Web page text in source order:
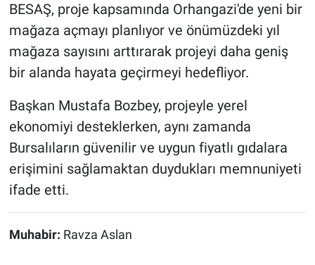
BESAŞ, proje kapsamında Orhangazi'de yeni bir
mağaza açmayı planlıyor ve önümüzdeki yıl
mağaza sayısını arttırarak projeyi daha geniş
bir alanda hayata geçirmeyi hedefliyor.
Başkan Mustafa Bozbey, projeyle yerel
ekonomiyi desteklerken, aynı zamanda
Bursalıların güvenilir ve uygun fiyatlı gıdalara
erişimini sağlamaktan duydukları memnuniyeti
ifade etti.
Muhabir: Ravza Aslan